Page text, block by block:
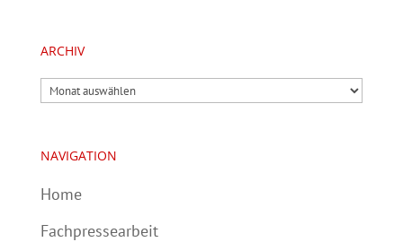
ARCHIV
Archiv
NAVIGATION
Home
Fachpressearbeit